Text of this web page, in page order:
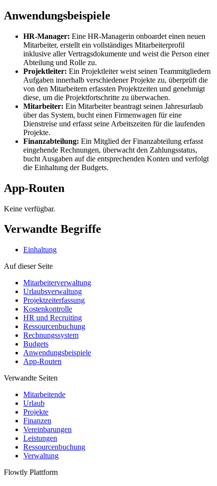
Anwendungsbeispiele
HR-Manager: Eine HR-Managerin onboardet einen neuen
Mitarbeiter, erstellt ein vollständiges Mitarbeiterprofil
inklusive aller Vertragsdokumente und weist die Person einer
Abteilung und Rolle zu.
Projektleiter: Ein Projektleiter weist seinen Teammitgliedern
Aufgaben innerhalb verschiedener Projekte zu, überprüft die
von den Mitarbeitern erfassten Projektzeiten und genehmigt
diese, um die Projektfortschritte zu überwachen.
Mitarbeiter: Ein Mitarbeiter beantragt seinen Jahresurlaub
über das System, bucht einen Firmenwagen für eine
Dienstreise und erfasst seine Arbeitszeiten für die laufenden
Projekte.
Finanzabteilung: Ein Mitglied der Finanzabteilung erfasst
eingehende Rechnungen, überwacht den Zahlungsstatus,
bucht Ausgaben auf die entsprechenden Konten und verfolgt
die Einhaltung der Budgets.
App-Routen
Keine verfügbar.
Verwandte Begriffe
Einhaltung
Auf dieser Seite
Mitarbeiterverwaltung
Urlaubsverwaltung
Projektzeiterfassung
Kostenkontrolle
HR und Recruiting
Ressourcenbuchung
Rechnungssystem
Budgets
Anwendungsbeispiele
App-Routen
Verwandte Seiten
Mitarbeitende
Urlaub
Projekte
Finanzen
Vereinbarungen
Leistungen
Ressourcenbuchung
Verwaltung
Flowtly Plattform